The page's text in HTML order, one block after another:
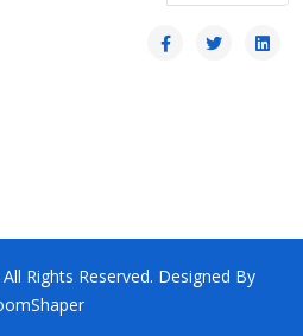
Rights Reserved. Designed By